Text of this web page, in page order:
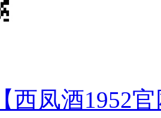
【西凤酒1952